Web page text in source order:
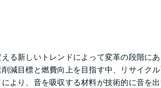
る新しいトレンドによって変革の段階に
減目標と燃費向上を目指す中、リサイク
より、音を吸収する材料が技術的に音を出